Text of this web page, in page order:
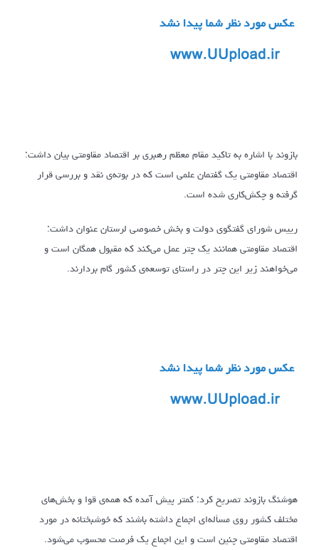
بازوند با اشاره به تاکید مقام معظم رهبری بر اقتصاد مقاومتی بیان داشت:
اقتصاد مقاومتی یک گفتمان علمی است که در بوته‌ی نقد و بررسی قرار
گرفته و چکش‌کاری شده است.
رییس شورای گفتگوی دولت و بخش خصوصی لرستان عنوان داشت:
اقتصاد مقاومتی همانند یک چتر عمل می‌کند که مقبول همگان است و
می‌خواهند زیر این چتر در راستای توسعه‌ی کشور گام بردارند.
هوشنگ بازوند تصریح کرد: کمتر پیش آمده که همه‌ی قوا و بخش‌های
مختلف کشور روی مسأله‌ای اجماع داشته باشند که خوشبختانه در مورد
اقتصاد مقاومتی چنین است و این اجماع یک فرصت محسوب می‌شود.